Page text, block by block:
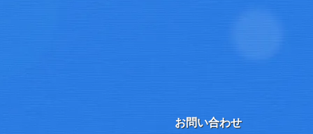
お問い合わせ